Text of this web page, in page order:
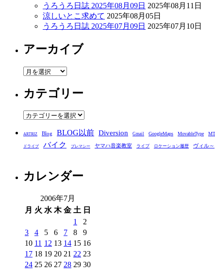
うろうろ日誌 2025年08月09日 2025年08月11日
涼しいとこ求めて 2025年08月05日
うろうろ日誌 2025年07月09日 2025年07月10日
アーカイブ
ア
カ
イ
ブ
カテゴリー
カ
ゴ
リ
ARTRIZ Blog BLOG以前 Diversion Gmail GoogleMaps MovableType
ドライブ バイク プレマシー ヤマハ音楽教室 ライブ ロケーション履歴 ヴィル～
カレンダー
2006年7月
月 火 水 木 金 土 日
1
2
3
4 5 6 7 8
9
10 11 12 13 14 15 16
17 18 19 20 21 22 23
24 25 26 27 28 29 30